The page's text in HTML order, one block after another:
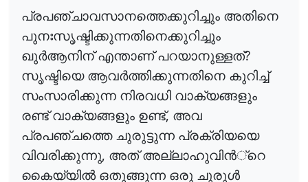
പ്രപഞ്ചാവസാനത്തെക്കുറിച്ചും അതിനെ
പുനഃസൃഷ്ടിക്കുന്നതിനെക്കുറിച്ചും
ഖുർആനിന്എന്താണ് പറയാനുള്ളത്?
സൃഷ്ടിയെ ആവർത്തിക്കുന്നതിനെ കുറിച്ച്
സംസാരിക്കുന്ന നിരവധി വാക്യങ്ങളും
രണ്ട് വാക്യങ്ങളും ഉണ്ട്, അവ
പ്രപഞ്ചത്തെ ചുരുട്ടുന്ന പ്രക്രിയയെ
വിവരിക്കുന്നു, അത് അല്ലാഹുവിൻ്റെ
കൈയ്യിൽഒതുങ്ങുന്ന ഒരു ചുരുൾ